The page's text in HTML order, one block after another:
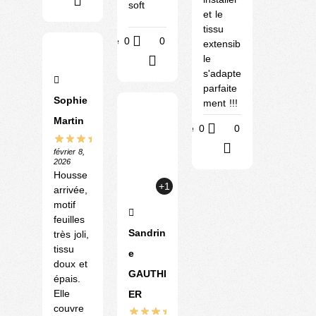
Sophie
Martin
février 8,
2026
Housse
arrivée,
motif
feuilles
très joli,
tissu
doux et
épais.
Elle
couvre
soft
Utile 0 0
+1
Sandrin
e
GAUTHI
ER
et le
tissu
extensib
le
s'adapte
parfaite
ment !!!
Utile 0 0